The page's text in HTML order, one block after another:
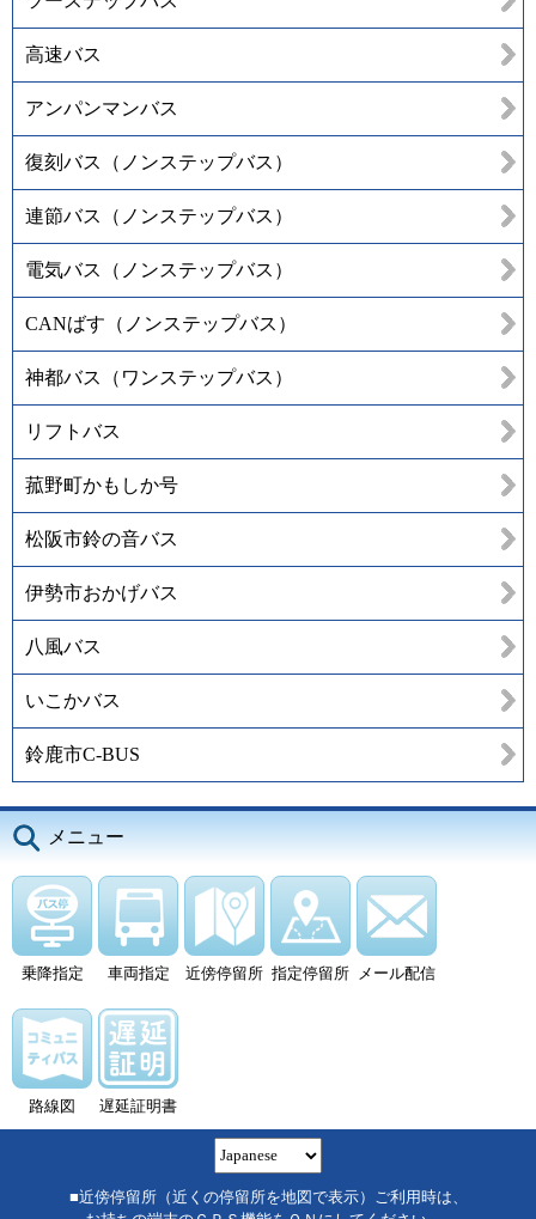
高速バス
アンパンマンバス
復刻バス（ノンステップバス）
連節バス（ノンステップバス）
電気バス（ノンステップバス）
CANばす（ノンステップバス）
神都バス（ワンステップバス）
リフトバス
菰野町かもしか号
松阪市鈴の音バス
伊勢市おかげバス
八風バス
いこかバス
鈴鹿市C-BUS
メニュー
乗降指定 車両指定 近傍停留所 指定停留所 メール配信
路線図 遅延証明書
■近傍停留所（近くの停留所を地図で表示）ご利用時は、